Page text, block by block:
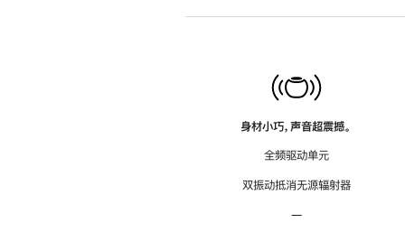
身材小巧，声音超震撼。
全频驱动单元
双振动抵消无源辐射器
—